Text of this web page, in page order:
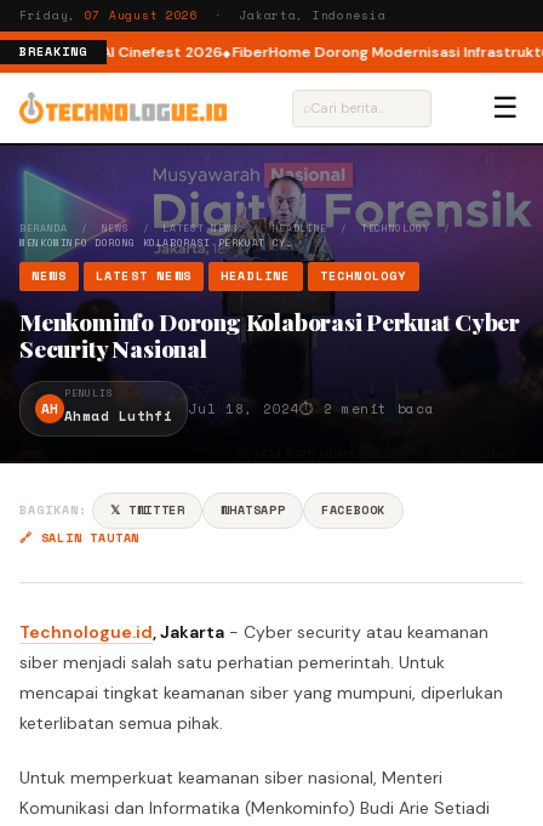
Friday, 07 August 2026 · Jakarta, Indonesia
BREAKING
AI lewat AI Cinefest 2026 FiberHome Dorong Modernisasi Infrastruktur
⌕ ☰
BERANDA / NEWS/LATEST NEWS/HEADLINE/TECHNOLOGY/
MENKOMINFO DORONG KOLABORASI PERKUAT CY…
NEWS LATEST NEWS HEADLINE TECHNOLOGY
Menkominfo Dorong Kolaborasi Perkuat Cyber
Security Nasional
AH
PENULIS
Ahmad Luthfi Jul 18, 2024⏱ 2 menit baca
BAGIKAN: 𝕏 TWITTER WHATSAPP
FACEBOOK
🔗 SALIN TAUTAN
Technologue.id, Jakarta - Cyber security atau keamanan
siber menjadi salah satu perhatian pemerintah. Untuk
mencapai tingkat keamanan siber yang mumpuni, diperlukan
keterlibatan semua pihak.
Untuk memperkuat keamanan siber nasional, Menteri
Komunikasi dan Informatika (Menkominfo) Budi Arie Setiadi